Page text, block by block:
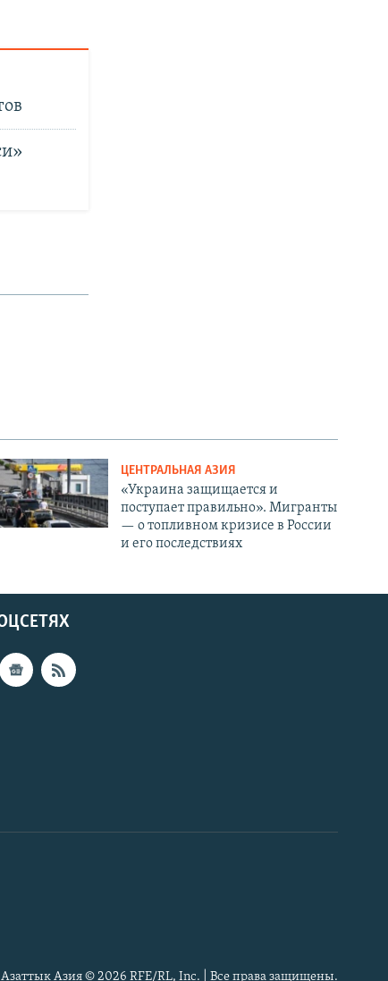
ЦЕНТРАЛЬНАЯ АЗИЯ
«Украина защищается и
поступает правильно». Мигранты
— о топливном кризисе в России
и его последствиях
Азаттык Азия © 2026 RFE/RL, Inc. | Все права защищены.